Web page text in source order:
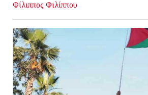
Φίλιππος Φιλίππου